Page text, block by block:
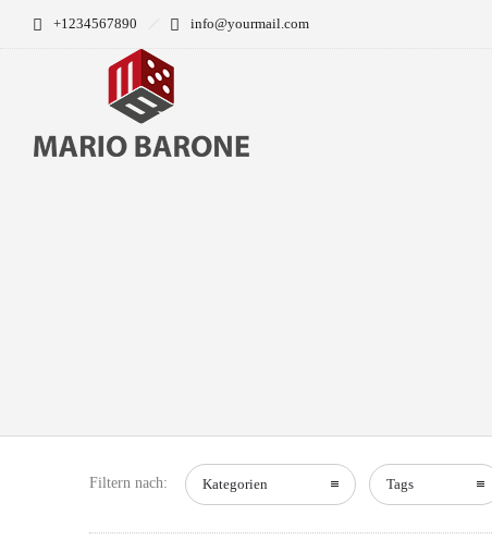
+1234567890 info@yourmail.com
Filtern nach: Kategorien Tags